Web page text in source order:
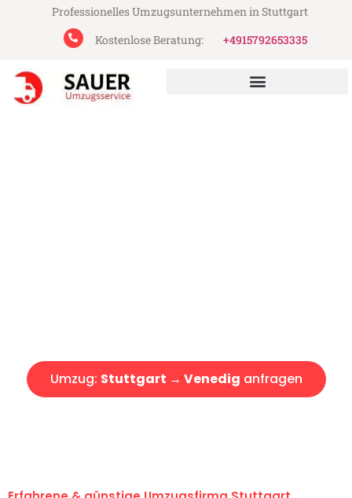
Professionelles Umzugsunternehmen in Stuttgart
Kostenlose Beratung:
+4915792653335
Umzug: Stuttgart → Venedig anfragen